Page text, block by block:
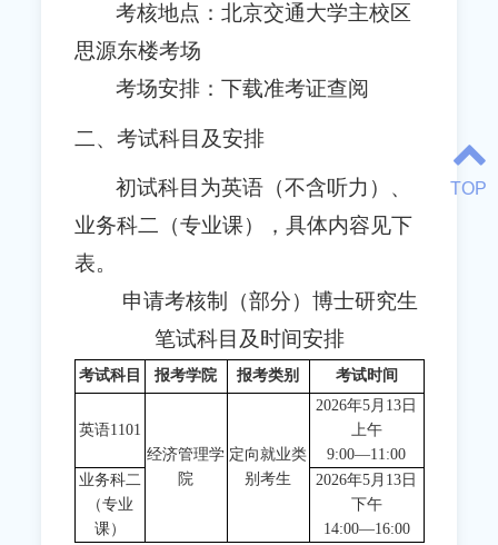
考核地点：北京交通大学主校区
思源东楼考场
考场安排：下载准考证查阅
二、考试科目及安排
初试科目为英语（不含听力）、
业务科二（专业课），具体内容见下
表。
申请考核制（部分）博士研究生
笔试科目及时间安排
考试科目 报考学院 报考类别 考试时间
英语1101
经济管理学
院
定向就业类
别考生
2026年5月13日
上午
9:00—11:00
业务科二
（专业
课）
2026年5月13日
下午
14:00—16:00
TOP